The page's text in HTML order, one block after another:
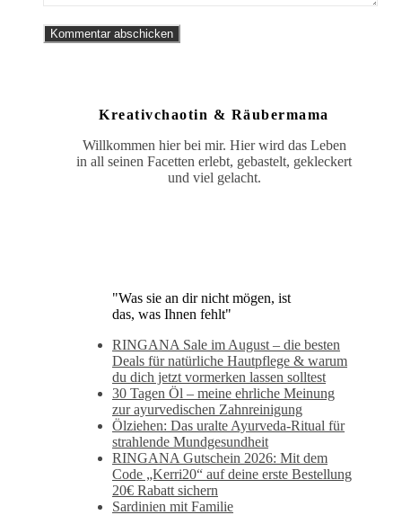
Kreativchaotin & Räubermama
Willkommen hier bei mir. Hier wird das Leben
in all seinen Facetten erlebt, gebastelt, gekleckert
und viel gelacht.
"Was sie an dir nicht mögen, ist
das, was Ihnen fehlt"
RINGANA Sale im August – die besten
Deals für natürliche Hautpflege & warum
du dich jetzt vormerken lassen solltest
30 Tagen Öl – meine ehrliche Meinung
zur ayurvedischen Zahnreinigung
Ölziehen: Das uralte Ayurveda-Ritual für
strahlende Mundgesundheit
RINGANA Gutschein 2026: Mit dem
Code „Kerri20“ auf deine erste Bestellung
20€ Rabatt sichern
Sardinien mit Familie